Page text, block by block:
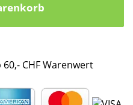
CHF Warenwert